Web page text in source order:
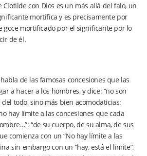
Clotilde con Dios es un más allá del falo, un
mortifica y es precisamente por
goce mortificado por el significante por lo
de él.
de las famosas concesiones que las
a hacer a los hombres, y dice: “no son
todo, sino más bien acomodaticias:
hay límite a las concesiones que cada
“de su cuerpo, de su alma, de sus
comienza con un “No hay límite a las
sin embargo con un “hay, está el limite”,